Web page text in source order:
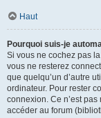
Haut
Pourquoi suis-je
Si vous ne cochez pas
vous ne resterez
que quelqu’un d’autre
ordinateur. Pour rester
connexion. Ce n’est
accéder au forum